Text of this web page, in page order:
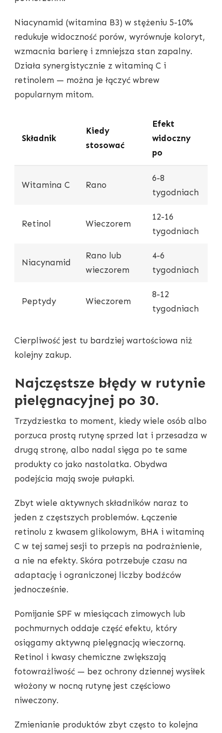
Niacynamid (witamina B3) w stężeniu 5-10%
redukuje widoczność porów, wyrównuje koloryt,
wzmacnia barierę i zmniejsza stan zapalny.
Działa synergistycznie z witaminą C i
retinolem — można je łączyć wbrew
popularnym mitom.
Składnik
Kiedy
stosować
Efekt
widoczny
po
Witamina C Rano
6-8
tygodniach
Retinol Wieczorem
12-16
tygodniach
Niacynamid
Rano lub
wieczorem
4-6
tygodniach
Peptydy Wieczorem
8-12
tygodniach
Cierpliwość jest tu bardziej wartościowa niż
kolejny zakup.
Najczęstsze błędy w rutynie
pielęgnacyjnej po 30.
Trzydziestka to moment, kiedy wiele osób albo
porzuca prostą rutynę sprzed lat i przesadza w
drugą stronę, albo nadal sięga po te same
produkty co jako nastolatka. Obydwa
podejścia mają swoje pułapki.
Zbyt wiele aktywnych składników naraz to
jeden z częstszych problemów. Łączenie
retinolu z kwasem glikolowym, BHA i witaminą
C w tej samej sesji to przepis na podrażnienie,
a nie na efekty. Skóra potrzebuje czasu na
adaptację i ograniczonej liczby bodźców
jednocześnie.
Pomijanie SPF w miesiącach zimowych lub
pochmurnych oddaje część efektu, który
osiągamy aktywną pielęgnacją wieczorną.
Retinol i kwasy chemiczne zwiększają
fotowrażliwość — bez ochrony dziennej wysiłek
włożony w nocną rutynę jest częściowo
niweczony.
Zmienianie produktów zbyt często to kolejna